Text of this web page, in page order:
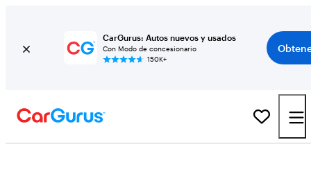
CarGurus: Autos nuevos y usados
Con Modo de concesionario
150K+